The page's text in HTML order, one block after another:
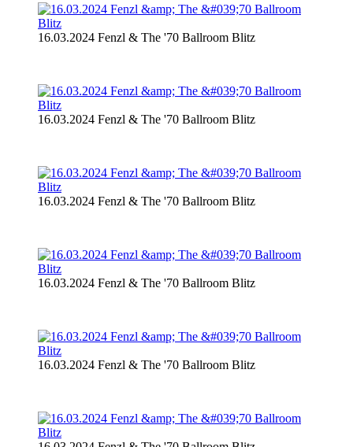
16.03.2024 Fenzl & The '70 Ballroom Blitz
16.03.2024 Fenzl & The '70 Ballroom Blitz
16.03.2024 Fenzl & The '70 Ballroom Blitz
16.03.2024 Fenzl & The '70 Ballroom Blitz
16.03.2024 Fenzl & The '70 Ballroom Blitz